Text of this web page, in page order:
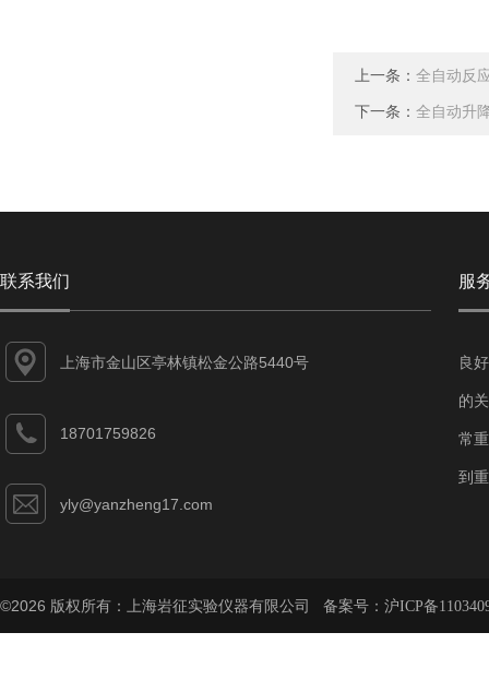
上一条： 全自动反
下一条： 全自动升
联系我们
上海市金山区亭林镇松金公路5440号
18701759826
yly@yanzheng17.com
服
良
的
常
到
©2026 版权所有：上海岩征实验仪器有限公司 备案号： 沪ICP备